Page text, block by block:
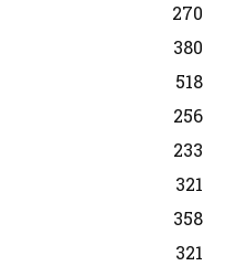
270
380
518
256
233
321
358
321